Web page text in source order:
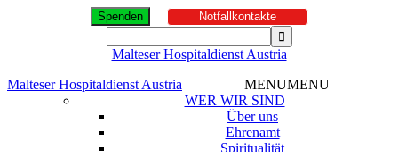
Spenden Notfallkontakte
Malteser Hospitaldienst Austria
Malteser Hospitaldienst Austria
MENUMENU
WER WIR SIND
Über uns
Ehrenamt
Spiritualität